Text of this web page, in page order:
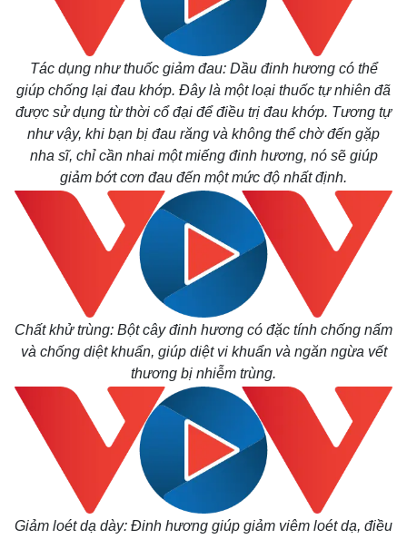
Tác dụng như thuốc giảm đau: Dầu đinh hương có thể
giúp chống lại đau khớp. Đây là một loại thuốc tự nhiên đã
được sử dụng từ thời cổ đại để điều trị đau khớp. Tương tự
như vậy, khi bạn bị đau răng và không thể chờ đến gặp
nha sĩ, chỉ cần nhai một miếng đinh hương, nó sẽ giúp
giảm bớt cơn đau đến một mức độ nhất định.
Chất khử trùng: Bột cây đinh hương có đặc tính chống nấm
và chống diệt khuẩn, giúp diệt vi khuẩn và ngăn ngừa vết
thương bị nhiễm trùng.
Giảm loét dạ dày: Đinh hương giúp giảm viêm loét dạ, điều